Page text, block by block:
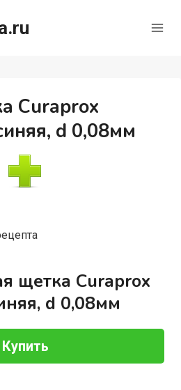
Curaprox
d 0,08мм
щетка Curaprox
d 0,08мм
Купить